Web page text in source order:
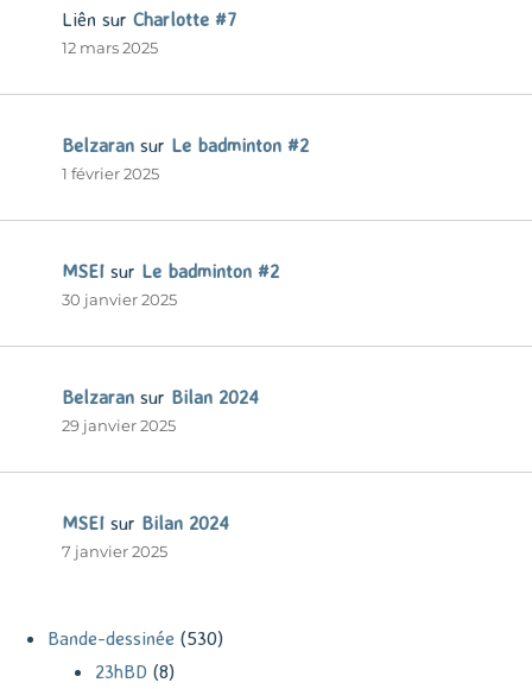
Liên sur Charlotte #7
12 mars 2025
Belzaran sur Le badminton #2
1 février 2025
MSEI sur Le badminton #2
30 janvier 2025
Belzaran sur Bilan 2024
29 janvier 2025
MSEI sur Bilan 2024
7 janvier 2025
Bande-dessinée (530)
23hBD (8)